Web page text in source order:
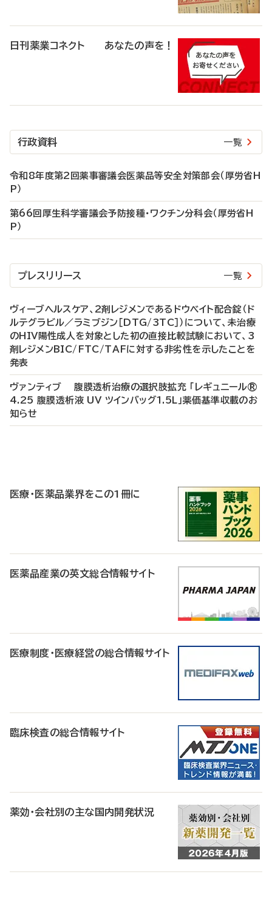
日刊薬業コネクト あなたの声を！
行政資料 一覧
令和8年度第2回薬事審議会医薬品等安全対策部会（厚労省H
P）
第66回厚生科学審議会予防接種・ワクチン分科会（厚労省H
P）
プレスリリース 一覧
ヴィーブヘルスケア、2剤レジメンであるドウベイト配合錠（ド
ルテグラビル／ラミブジン［DTG/3TC］）について、未治療
のHIV陽性成人を対象とした初の直接比較試験において、3
剤レジメンBIC/FTC/TAFに対する非劣性を示したことを
発表
ヴァンティブ 腹膜透析治療の選択肢拡充 「レギュニール®
4.25 腹膜透析液 UV ツインバッグ1.5L」薬価基準収載のお
知らせ
医療・医薬品業界をこの1冊に
医薬品産業の英文総合情報サイト
医療制度・医療経営の総合情報サイト
臨床検査の総合情報サイト
薬効・会社別の主な国内開発状況